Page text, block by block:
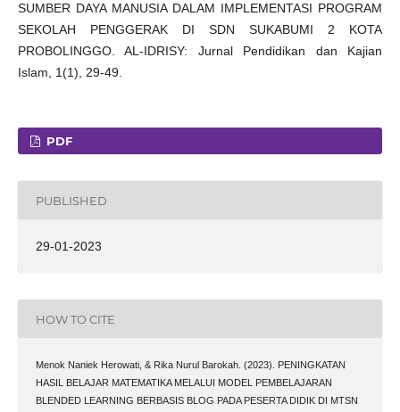
SUMBER DAYA MANUSIA DALAM IMPLEMENTASI PROGRAM
SEKOLAH PENGGERAK DI SDN SUKABUMI 2 KOTA
PROBOLINGGO. AL-IDRISY: Jurnal Pendidikan dan Kajian
Islam, 1(1), 29-49.
PDF
PUBLISHED
29-01-2023
HOW TO CITE
Menok Naniek Herowati, & Rika Nurul Barokah. (2023). PENINGKATAN
HASIL BELAJAR MATEMATIKA MELALUI MODEL PEMBELAJARAN
BLENDED LEARNING BERBASIS BLOG PADA PESERTA DIDIK DI MTSN